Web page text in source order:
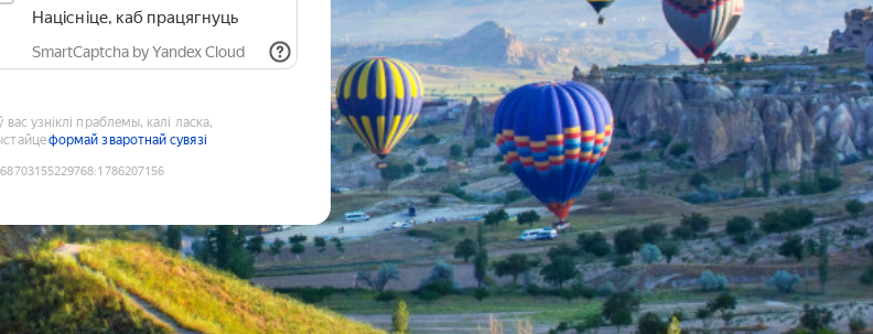
Націсніце, каб працягнуць
SmartCaptcha by Yandex Cloud
вас узніклі праблемы, калі ласка,
формай зваротнай сувязі
:1786207156